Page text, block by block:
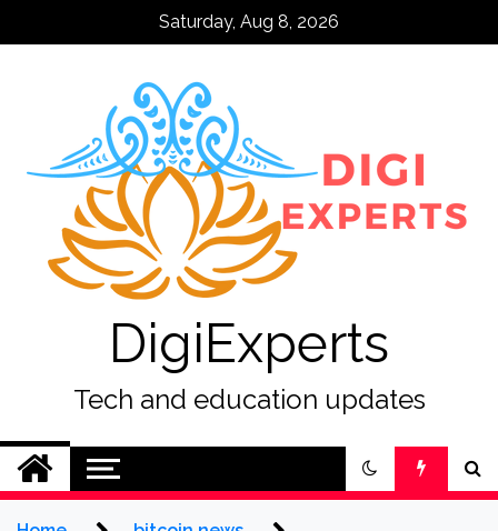
Saturday, Aug 8, 2026
DigiExperts
Tech and education updates